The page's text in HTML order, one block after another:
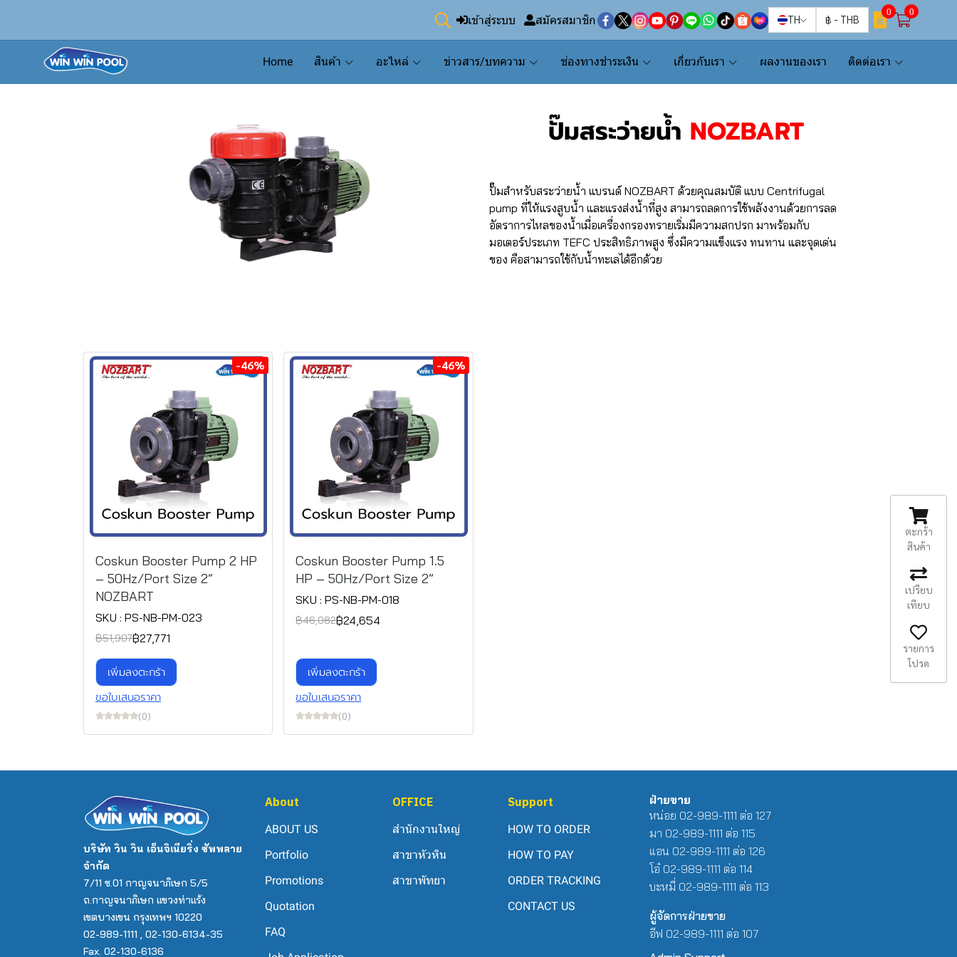
เข้าสู่ระบบ สมัครสมาชิก TH ฿ - THB
0 0
Home สินค้า อะไหล่ ข่าวสาร/บทความ ช่องทางชำระเงิน เกี่ยวกับเรา ผลงานของเรา ติดต่อเรา
ปั๊มสระว่ายน้ำ NOZBART
ปั๊มสำหรับสระว่ายน้ำ แบรนด์ NOZBART ด้วยคุณสมบัติ แบบ Centrifugal
pump ที่ให้แรงสูบน้ำ และแรงส่งน้ำที่สูง สามารถลดการใช้พลังงานด้วยการลด
อัตราการไหลของน้ำเมื่อเครื่องกรองทรายเริ่มมีความสกปรก มาพร้อมกับ
มอเตอร์ประเภท TEFC ประสิทธิภาพสูง ซึ่งมีความแข็งแรง ทนทาน และจุดเด่น
ของ คือสามารถใช้กับน้ำทะเลได้อีกด้วย
-46%
Coskun Booster Pump 2 HP
– 50Hz/Port Size 2”
NOZBART
SKU : PS-NB-PM-023
฿51,907฿27,771
เพิ่มลงตะกร้า
ขอใบเสนอราคา
(0)
-46%
Coskun Booster Pump 1.5
HP – 50Hz/Port Size 2”
SKU : PS-NB-PM-018
฿46,082฿24,654
เพิ่มลงตะกร้า
ขอใบเสนอราคา
(0)
บริษัท วิน วิน เอ็นจิเนียริ่ง ซัพพลาย
จำกัด
7/11 ซ.01 กาญจนาภิเษก 5/5
ถ.กาญจนาภิเษก แขวงท่าแร้ง
เขตบางเขน กรุงเทพฯ 10220
02-989-1111 , 02-130-6134-35
Fax. 02-130-6136
About
ABOUT US
Portfolio
Promotions
Quotation
FAQ
OFFICE
สำนักงานใหญ่
สาขาหัวหิน
สาขาพัทยา
Support
HOW TO ORDER
HOW TO PAY
ORDER TRACKING
CONTACT US
ฝ่ายขาย
หน่อย 02-989-1111 ต่อ 127
มา 02-989-1111 ต่อ 115
แอน 02-989-1111 ต่อ 126
โอ๋ 02-989-1111 ต่อ 114
บะหมี่ 02-989-1111 ต่อ 113
ผู้จัดการฝ่ายขาย
อีฟ 02-989-1111 ต่อ 107
ตะกร้า
สินค้า
เปรียบ
เทียบ
รายการ
โปรด